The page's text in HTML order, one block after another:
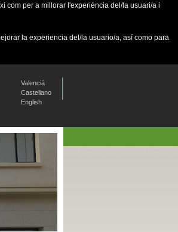
com per a millorar l'experiència del/la usuari/a i
la experiencia del/la usuario/a, así como para
Valenciá
Castellano
English